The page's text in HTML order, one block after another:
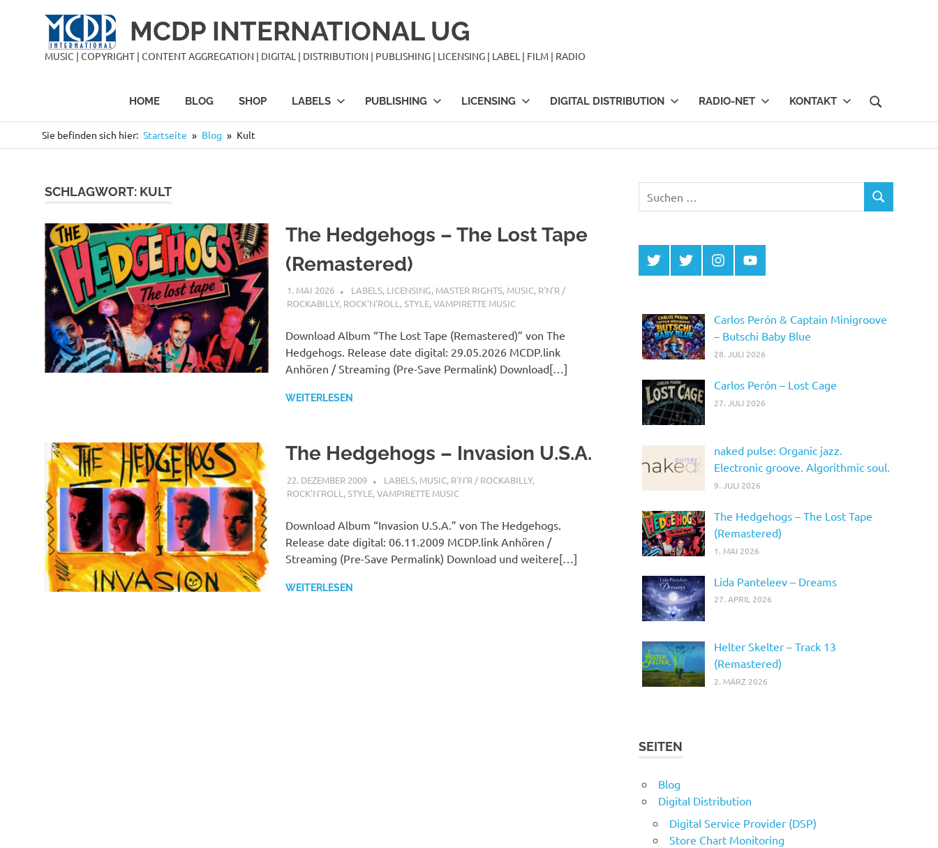
MCDP INTERNATIONAL UG
MUSIC | COPYRIGHT | CONTENT AGGREGATION | DIGITAL | DISTRIBUTION | PUBLISHING | LICENSING | LABEL | FILM | RADIO
HOME BLOG SHOP LABELS PUBLISHING LICENSING DIGITAL DISTRIBUTION RADIO-NET KONTAKT
Sie befinden sich hier: Startseite Blog Kult
SCHLAGWORT: KULT
The Hedgehogs – The Lost Tape
(Remastered)
1. MAI 2026 STEFANBRAUN
LABELS, LICENSING, MASTER RIGHTS, MUSIC, R'N'R /
ROCKABILLY, ROCK'N'ROLL ,STYLE,VAMPIRETTE MUSIC
Download Album “The Lost Tape (Remastered)” von The
Hedgehogs. Release date digital: 29.05.2026 MCDP.link
Anhören / Streaming (Pre-Save Permalink) Download[…]
WEITERLESEN
The Hedgehogs – Invasion U.S.A.
22. DEZEMBER 2009 STEFANBRAUN
LABELS, MUSIC, R'N'R / ROCKABILLY,
ROCK'N'ROLL ,STYLE,VAMPIRETTE MUSIC
Download Album “Invasion U.S.A.” von The Hedgehogs.
Release date digital: 06.11.2009 MCDP.link Anhören /
Streaming (Pre-Save Permalink) Download und weitere[…]
WEITERLESEN
nach:
SUCHEN
Twitter
MCDP
Twitter
Musicradiostation
InstagramYouTube
Carlos Perón & Captain Minigroove
– Butschi Baby Blue
28. JULI 2026
Carlos Perón – Lost Cage
27. JULI 2026
naked pulse: Organic jazz.
Electronic groove. Algorithmic soul.
9. JULI 2026
The Hedgehogs – The Lost Tape
(Remastered)
1. MAI 2026
Lida Panteleev – Dreams
27. APRIL 2026
Helter Skelter – Track 13
(Remastered)
2. MÄRZ 2026
SEITEN
Blog
Digital Distribution
Digital Service Provider (DSP)
Store Chart Monitoring